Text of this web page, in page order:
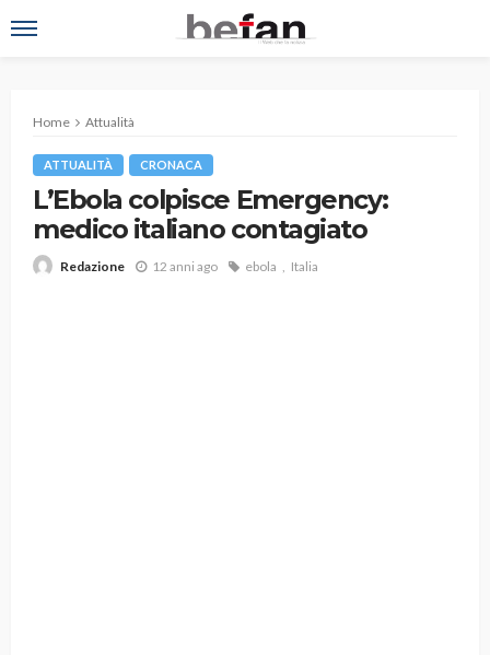
Home Attualità
ATTUALITÀ CRONACA
L’Ebola colpisce Emergency:
medico italiano contagiato
Redazione 12 anni ago ebola Italia